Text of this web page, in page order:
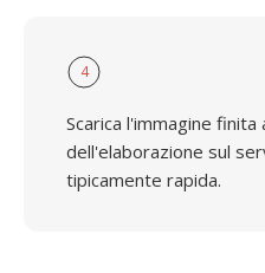
4
Scarica l'immagine finita
dell'elaborazione sul
tipicamente rapida.